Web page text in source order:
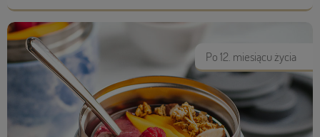
Po 12. miesiącu życia